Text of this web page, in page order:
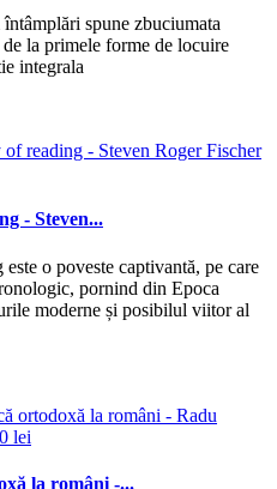
spune zbuciumata
la primele forme de locuire
integrala
- Steven...
o poveste captivantă, pe care
pornind din Epoca
moderne și posibilul viitor al
la români -...